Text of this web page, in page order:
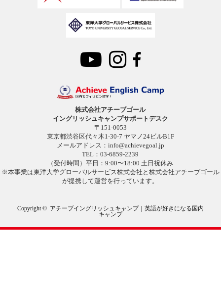
株式会社アチーブゴール
イングリッシュキャンプサポートデスク
〒151-0053
東京都渋谷区代々木1-30-7 ヤマノ24ビルB1F
メールアドレス： info@achievegoal.jp
TEL：03-6859-2239
（受付時間）平日：9:00〜18:00 土日祝休み
※本事業は東洋大学グローバルサービス株式会社と株式会社アチーブゴール
が提携して運営を行っています。
Copyright © アチーブイングリッシュキャンプ｜英語が好きになる国内
キャンプ